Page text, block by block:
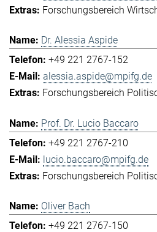
Forschungsbereich
Dr. Alessia Aspide
+49 221 2767-152
alessia.aspide@mpifg.de
Forschungsbereich
Prof. Dr. Lucio Baccaro
+49 221 2767-210
lucio.baccaro@mpifg.de
Forschungsbereich
Oliver Bach
+49 221 2767-150